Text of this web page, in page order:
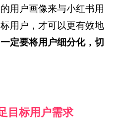
用户画像来与小红书用
用户，才可以更有效地
定要将用户细分化，切
目标用户需求